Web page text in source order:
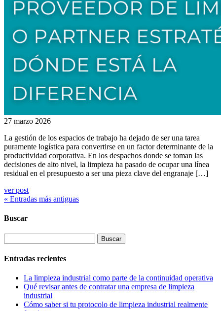
27 marzo 2026
La gestión de los espacios de trabajo ha dejado de ser una tarea
puramente logística para convertirse en un factor determinante de la
productividad corporativa. En los despachos donde se toman las
decisiones de alto nivel, la limpieza ha pasado de ocupar una línea
residual en el presupuesto a ser una pieza clave del engranaje […]
ver post
« Entradas más antiguas
Buscar
Entradas recientes
La limpieza industrial como parte de la continuidad operativa
Qué revisar antes de contratar una empresa de limpieza
industrial
Cómo saber si tu protocolo de limpieza industrial realmente